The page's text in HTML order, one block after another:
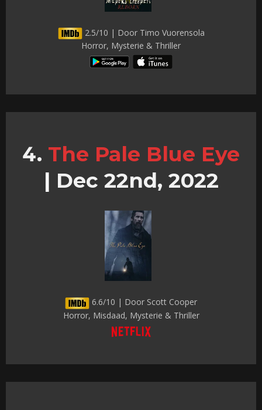
2.5/10 | Door Timo Vuorensola
Horror, Mysterie & Thriller
The Pale Blue Eye
| Dec 22nd, 2022
6.6/10 | Door Scott Cooper
Horror, Misdaad, Mysterie & Thriller